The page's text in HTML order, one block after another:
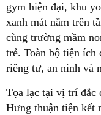
gym hiện đại, khu
xanh mát nằm trên
cùng trường mầm
trẻ. Toàn bộ tiện ích
riêng tư, an ninh và
Tọa lạc tại vị trí đắc
Hưng thuận tiện kết